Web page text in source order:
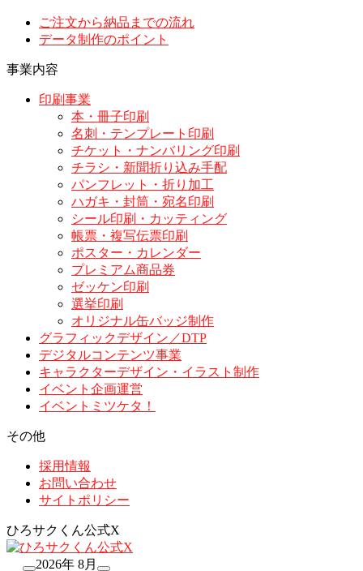
ご注文から納品までの流れ
データ制作のポイント
事業内容
印刷事業
本・冊子印刷
名刺・テンプレート印刷
チケット・ナンバリング印刷
チラシ・新聞折り込み手配
パンフレット・折り加工
ハガキ・封筒・宛名印刷
シール印刷・カッティング
帳票・複写伝票印刷
ポスター・カレンダー
プレミアム商品券
ゼッケン印刷
選挙印刷
オリジナル缶バッジ制作
グラフィックデザイン／DTP
デジタルコンテンツ事業
キャラクターデザイン・イラスト制作
イベント企画運営
イベントミツケタ！
その他
採用情報
お問い合わせ
サイトポリシー
ひろサクくん公式X
2026年 8月